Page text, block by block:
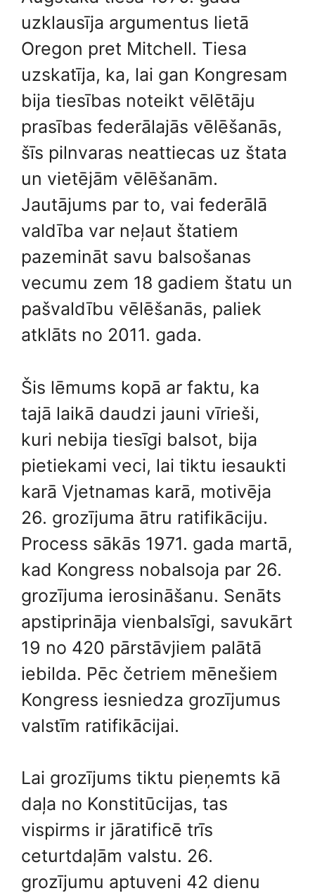
uzklausīja argumentus lietā
Oregon pret Mitchell. Tiesa
uzskatīja, ka, lai gan Kongresam
bija tiesības noteikt vēlētāju
prasības federālajās vēlēšanās,
šīs pilnvaras neattiecas uz štata
un vietējām vēlēšanām.
Jautājums par to, vai federālā
valdība var neļaut štatiem
pazemināt savu balsošanas
vecumu zem 18 gadiem štatu un
pašvaldību vēlēšanās, paliek
atklāts no 2011. gada.
Šis lēmums kopā ar faktu, ka
tajā laikā daudzi jauni vīrieši,
kuri nebija tiesīgi balsot, bija
pietiekami veci, lai tiktu iesaukti
karā Vjetnamas karā, motivēja
26. grozījuma ātru ratifikāciju.
Process sākās 1971. gada martā,
kad Kongress nobalsoja par 26.
grozījuma ierosināšanu. Senāts
apstiprināja vienbalsīgi, savukārt
19 no 420 pārstāvjiem palātā
iebilda. Pēc četriem mēnešiem
Kongress iesniedza grozījumus
valstīm ratifikācijai.
Lai grozījums tiktu pieņemts kā
daļa no Konstitūcijas, tas
vispirms ir jāratificē trīs
ceturtdaļām valstu. 26.
grozījumu aptuveni 42 dienu